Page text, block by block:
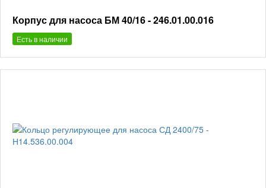
Корпус для насоса БМ 40/16 - 246.01.00.016
Есть в наличии